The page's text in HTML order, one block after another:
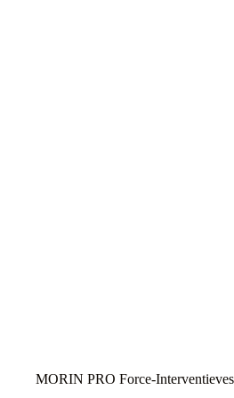
MORIN PRO Force-